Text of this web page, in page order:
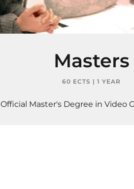
Masters
60 ECTS | 1 YEAR
Official Master's Degree in Video